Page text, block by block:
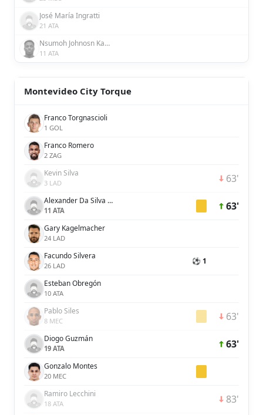
José María Ingratti
21 ATA
Nsumoh Johnosn Kalu
11 ATA
Montevideo City Torque
Franco Torgnascioli
1 GOL
Franco Romero
2 ZAG
Kevin Silva
3 LAD 63'
Alexander Da Silva Gunnarsson
11 ATA 63'
Gary Kagelmacher
24 LAD
Facundo Silvera
26 LAD ⚽ 1
Esteban Obregón
10 ATA
Pablo Siles
8 MEC 63'
Diogo Guzmán
19 ATA 63'
Gonzalo Montes
20 MEC
Ramiro Lecchini
18 ATA 83'